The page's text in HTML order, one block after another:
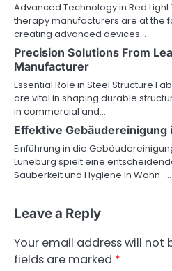
Advanced Technology in Red
therapy manufacturers are at the
creating advanced devices…
Precision Solutions From
Manufacturer
Essential Role in Steel Structure
are vital in shaping durable
in commercial and…
Effektive Gebäudereinigung
Einführung in die
Lüneburg spielt eine
Sauberkeit und Hygiene in Wohn-…
Leave a Reply
Your email address will not
fields are marked *